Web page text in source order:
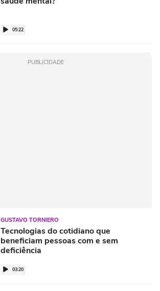
05:22
PUBLICIDADE
GUSTAVO TORNIERO
Tecnologias do cotidiano que
beneficiam pessoas com e sem
deficiência
03:20